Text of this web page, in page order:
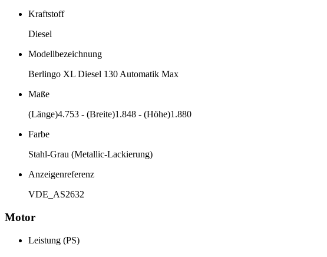
Kraftstoff
Diesel
Modellbezeichnung
Berlingo XL Diesel 130 Automatik Max
Maße
(Länge)4.753 - (Breite)1.848 - (Höhe)1.880
Farbe
Stahl-Grau (Metallic-Lackierung)
Anzeigenreferenz
VDE_AS2632
Motor
Leistung (PS)